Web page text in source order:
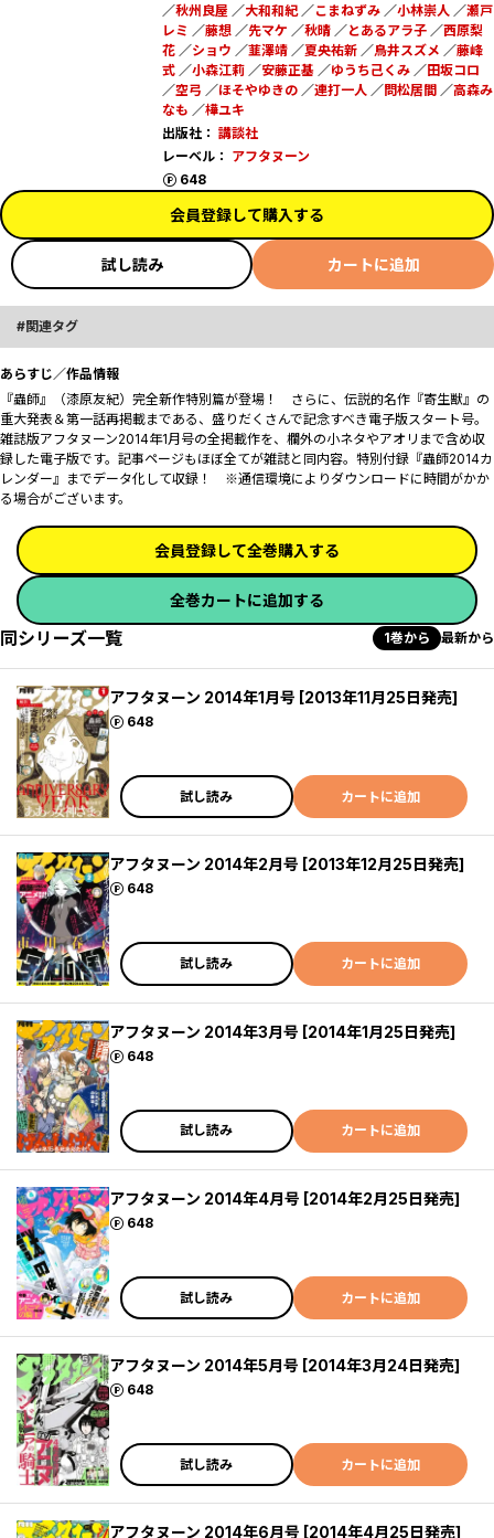
／秋州良屋／大和和紀／こまねずみ／小林崇人／瀬戸
レミ ／藤想／先マケ ／秋晴／とあるアラ子／西原梨
花／ショウ ／韮澤靖／夏央祐新／鳥井スズメ ／藤峰
式／小森江莉／安藤正基／ゆうち己くみ／田坂コロ
／空弓 ／ほそやゆきの／連打一人／問松居間／高森み
なも ／樺ユキ
出版社： 講談社
レーベル： アフタヌーン
648
会員登録して購入する
試し読み カートに追加
関連タグ
あらすじ／作品情報
『蟲師』（漆原友紀）完全新作特別篇が登場！ さらに、伝説的名作『寄生獣』の
重大発表＆第一話再掲載まである、盛りだくさんで記念すべき電子版スタート号。
雑誌版アフタヌーン2014年1月号の全掲載作を、欄外の小ネタやアオリまで含め収
録した電子版です。記事ページもほぼ全てが雑誌と同内容。特別付録『蟲師2014カ
レンダー』までデータ化して収録！ ※通信環境によりダウンロードに時間がかか
る場合がございます。
会員登録して全巻購入する
全巻カートに追加する
同シリーズ一覧 1巻から 最新から
アフタヌーン 2014年1月号 [2013年11月25日発売]
648
ポイント
試し読み カートに追加
アフタヌーン 2014年2月号 [2013年12月25日発売]
648
ポイント
試し読み カートに追加
アフタヌーン 2014年3月号 [2014年1月25日発売]
648
ポイント
試し読み カートに追加
アフタヌーン 2014年4月号 [2014年2月25日発売]
648
ポイント
試し読み カートに追加
アフタヌーン 2014年5月号 [2014年3月24日発売]
648
ポイント
試し読み カートに追加
アフタヌーン 2014年6月号 [2014年4月25日発売]